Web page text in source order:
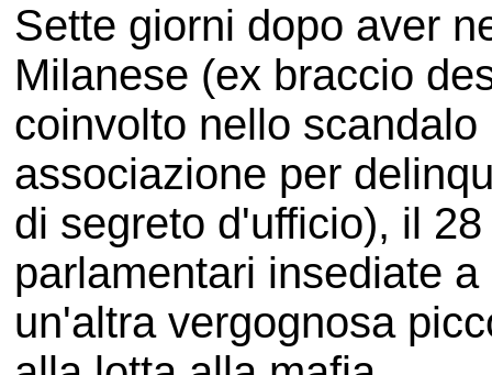
Sette giorni dopo aver
Milanese (ex braccio
coinvolto nello
associazione per
di segreto d'ufficio), il
parlamentari insediate
un'altra vergognosa